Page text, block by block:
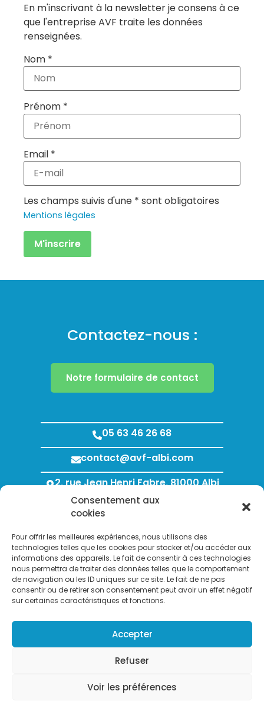
Consentement aux
cookies
Pour offrir les meilleures expériences, nous utilisons des
technologies telles que les cookies pour stocker et/ou accéder aux
informations des appareils. Le fait de consentir à ces technologies
nous permettra de traiter des données telles que le comportement
de navigation ou les ID uniques sur ce site. Le fait de ne pas
consentir ou de retirer son consentement peut avoir un effet négatif
sur certaines caractéristiques et fonctions.
Accepter
Refuser
Voir les préférences
En m'inscrivant à la newsletter je consens à ce
que l'entreprise AVF traite les données
renseignées.
Nom *
Prénom *
Email *
Les champs suivis d'une * sont obligatoires
Mentions légales
Contactez-nous :
Notre formulaire de contact
05 63 46 26 68
contact@avf-albi.com
2, rue Jean Henri Fabre, 81000 Albi
Lundi au Jeudi : 8h00 - 12h00 / 13h30 - 18h00
for:
Copyright © 2007-2026. AVF Albi Gestion des fluides - Tous droits